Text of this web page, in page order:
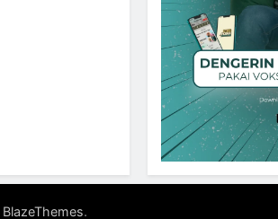
BlazeThemes.